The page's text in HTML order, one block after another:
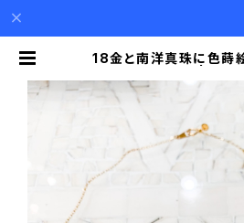
18金と南洋真珠に色蒔